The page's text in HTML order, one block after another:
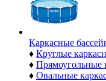
Каркасные
♦ Круглые
♦ Прямоугольные
♦ Овальные